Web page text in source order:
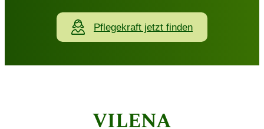
Pflegekraft jetzt finden
VILENA